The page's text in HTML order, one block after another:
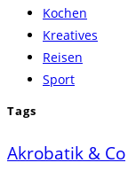
Kochen
Kreatives
Reisen
Sport
Tags
Akrobatik & Co